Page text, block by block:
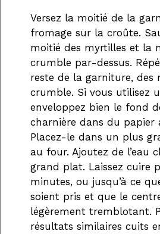
Versez la moitié de la
fromage sur la croûte.
moitié des myrtilles et la
crumble par-dessus.
reste de la garniture, des
crumble. Si vous utilisez
enveloppez bien le fond
charnière dans du papier
Placez-le dans un plus
au four. Ajoutez de l’eau
grand plat. Laissez cuire
minutes, ou jusqu’à ce
soient pris et que le
légèrement tremblotant.
résultats similaires cuits